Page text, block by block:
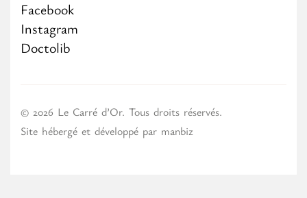
Facebook
Instagram
Doctolib
© 2026 Le Carré d’Or. Tous droits réservés.
Site hébergé et développé par manbiz